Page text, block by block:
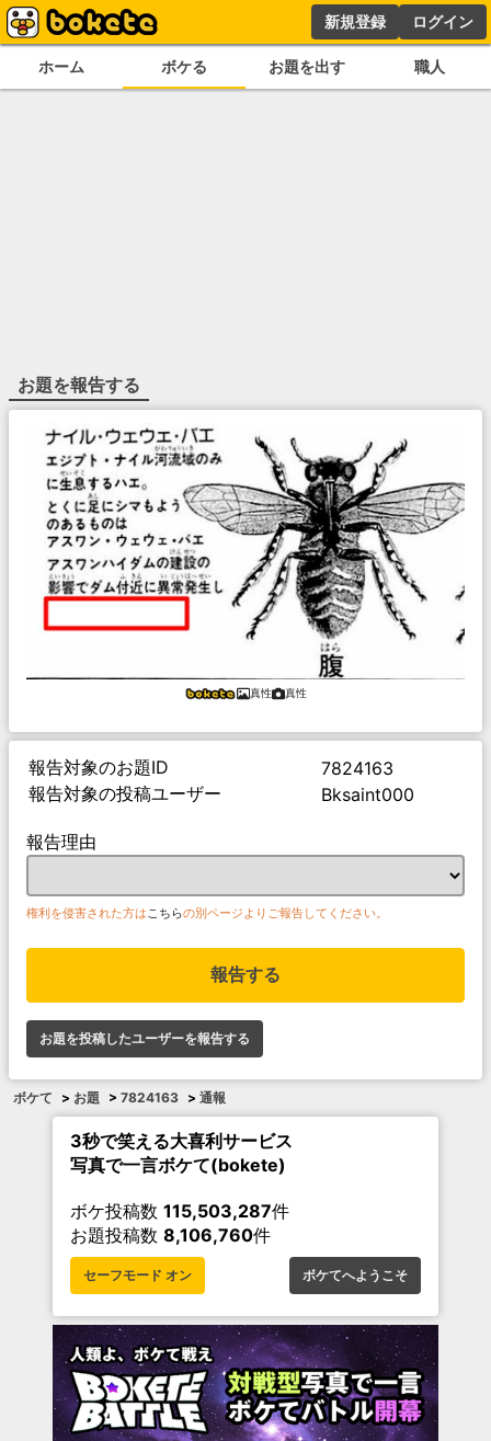
新規登録 ログイン
ホーム ボケる お題を出す 職人
お題を報告する
真性 真性
報告対象のお題ID
7824163
報告対象の投稿ユーザー
Bksaint000
報告理由
権利を侵害された方は こちらの別ページよりご報告してください。
報告する
お題を投稿したユーザーを報告する
ボケて > お題 > 7824163 > 通報
3秒で笑える大喜利サービス
写真で一言ボケて(bokete)
ボケ投稿数 115,503,287件
お題投稿数 8,106,760件
セーフモード オン ボケてへようこそ